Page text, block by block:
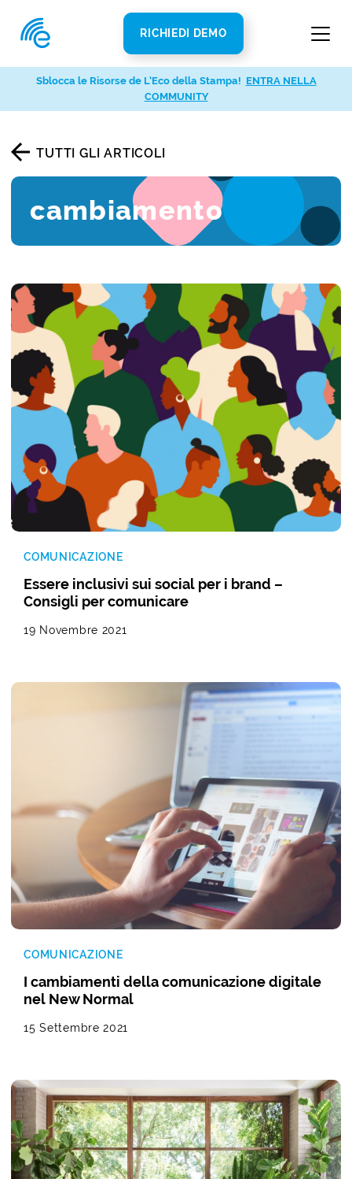
RICHIEDI DEMO
TUTTI GLI ARTICOLI
cambiamento
COMUNICAZIONE
Essere inclusivi sui social per i brand –
Consigli per comunicare
19 Novembre 2021
COMUNICAZIONE
I cambiamenti della comunicazione digitale
nel New Normal
15 Settembre 2021
Sblocca le Risorse de L’Eco della Stampa! ENTRA NELLA
COMMUNITY